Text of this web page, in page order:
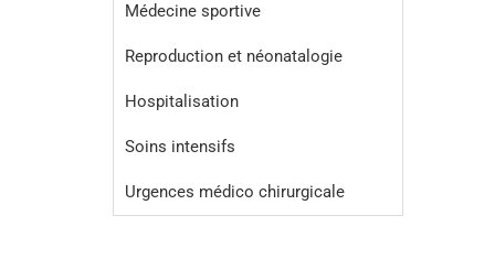
Médecine sportive
Reproduction et néonatalogie
Hospitalisation
Soins intensifs
Urgences médico chirurgicale